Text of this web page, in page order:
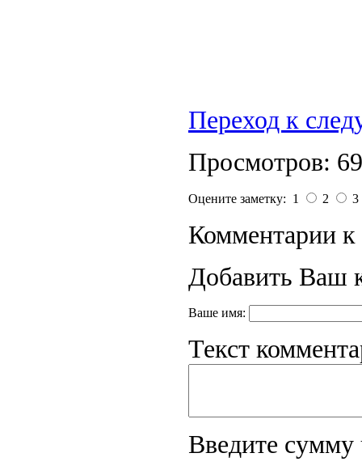
Переход к
Просмотров:
Оцените заметку: 1 2 3
Комментарии к
Добавить Ваш
Ваше имя:
Текст
Введите сумму